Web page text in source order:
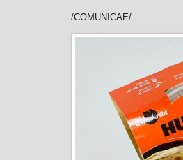
/COMUNICAE/